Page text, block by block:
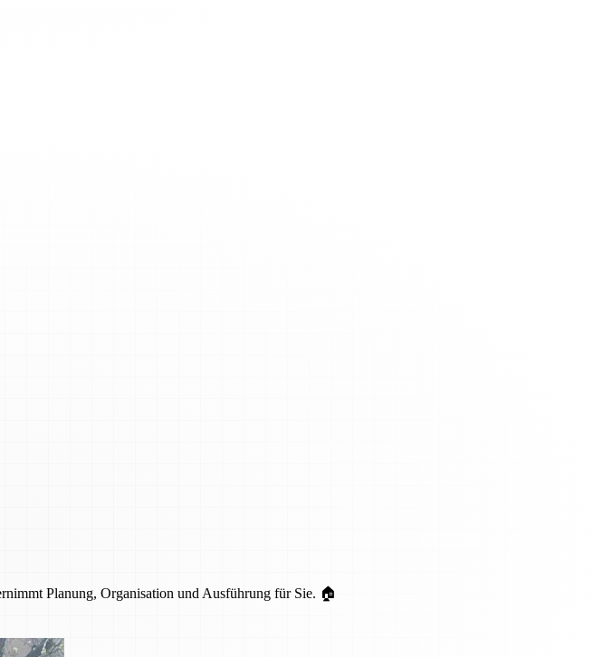
Planung, Organisation und Ausführung für Sie. 🏠